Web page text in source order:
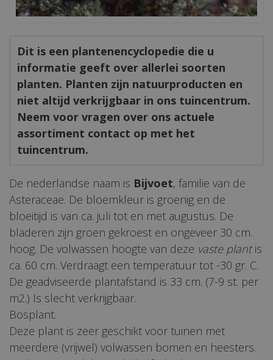
Dit is een plantenencyclopedie die u
informatie geeft over allerlei soorten
planten. Planten zijn natuurproducten en
niet altijd verkrijgbaar in ons tuincentrum.
Neem voor vragen over ons actuele
assortiment contact op met het
tuincentrum.
De nederlandse naam is Bijvoet, familie van de
Asteraceae. De bloemkleur is groenig en de
bloeitijd is van ca. juli tot en met augustus. De
bladeren zijn groen gekroest en ongeveer 30 cm.
hoog. De volwassen hoogte van deze vaste plantis
ca. 60 cm. Verdraagt een temperatuur tot -30 gr. C.
De geadviseerde plantafstand is 33 cm. (7-9 st. per
m2.) Is slecht verkrijgbaar.
Bosplant.
Deze plant is zeer geschikt voor tuinen met
meerdere (vrijwel) volwassen bomen en heesters.